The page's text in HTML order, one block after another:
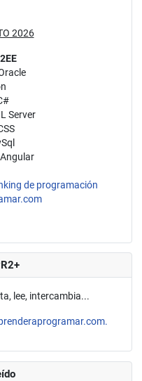
2026
Server
de programación
lee, intercambia...